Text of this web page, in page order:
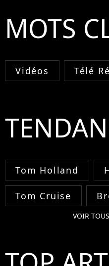
3 août 2014
MOTS
Vidéos Télé
Tom Holland
Tom Cruise
VOIR